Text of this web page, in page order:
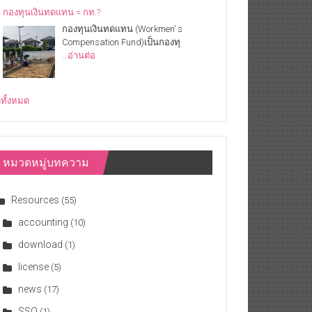
กองทุนเงินทดแทน = กท.?
กองทุนเงินทดแทน (Workmen’ s
Compensation Fund)เป็นกองทุ
…อ่านต่อ
ทั้งหมด
หมวดหมู่บทความ
Resources (55)
accounting (10)
download (1)
license (5)
news (17)